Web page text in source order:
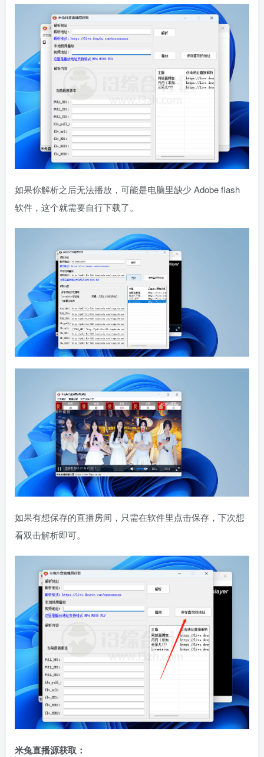
如果你解析之后无法播放，可能是电脑里缺少 Adobe flash
软件，这个就需要自行下载了。
如果有想保存的直播房间，只需在软件里点击保存，下次想
看双击解析即可。
米兔直播源获取：